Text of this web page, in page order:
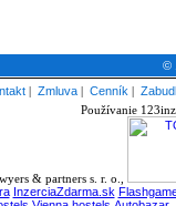
©
| Zmluva | Cenník |
Používanie
& partners s. r. o.,
InzerciaZdarma.sk